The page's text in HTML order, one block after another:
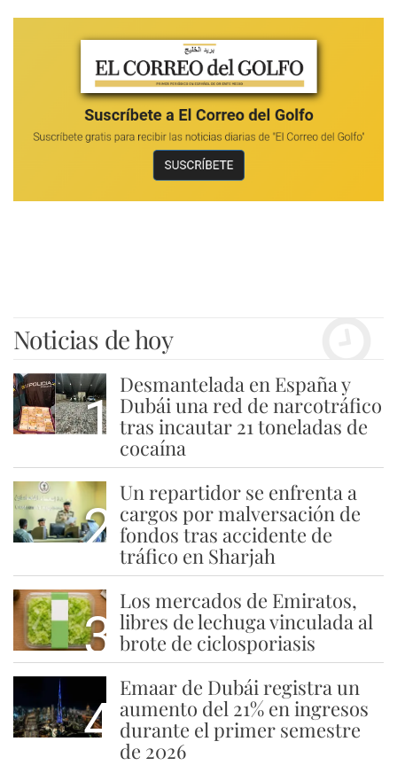
Noticias de hoy
1
Desmantelada en España y
Dubái una red de narcotráfico
tras incautar 21 toneladas de
cocaína
2
Un repartidor se enfrenta a
cargos por malversación de
fondos tras accidente de
tráfico en Sharjah
3
Los mercados de Emiratos,
libres de lechuga vinculada al
brote de ciclosporiasis
4
Emaar de Dubái registra un
aumento del 21% en ingresos
durante el primer semestre
de 2026